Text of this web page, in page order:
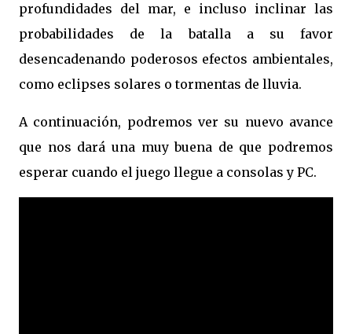
profundidades del mar, e incluso inclinar las
probabilidades de la batalla a su favor
desencadenando poderosos efectos ambientales,
como eclipses solares o tormentas de lluvia.
A continuación, podremos ver su nuevo avance
que nos dará una muy buena de que podremos
esperar cuando el juego llegue a consolas y PC.